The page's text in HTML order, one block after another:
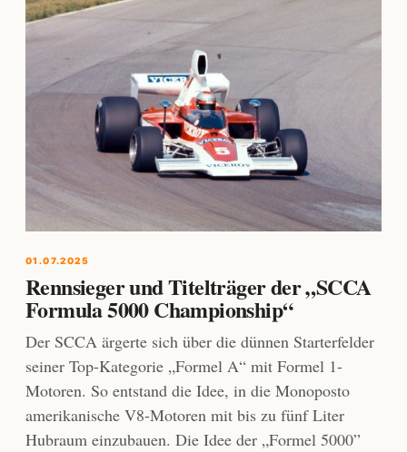
01.07.2025
Rennsieger und Titelträger der „SCCA
Formula 5000 Championship“
Der SCCA ärgerte sich über die dünnen Starterfelder
seiner Top-Kategorie „Formel A“ mit Formel 1-
Motoren. So entstand die Idee, in die Monoposto
amerikanische V8-Motoren mit bis zu fünf Liter
Hubraum einzubauen. Die Idee der „Formel 5000”